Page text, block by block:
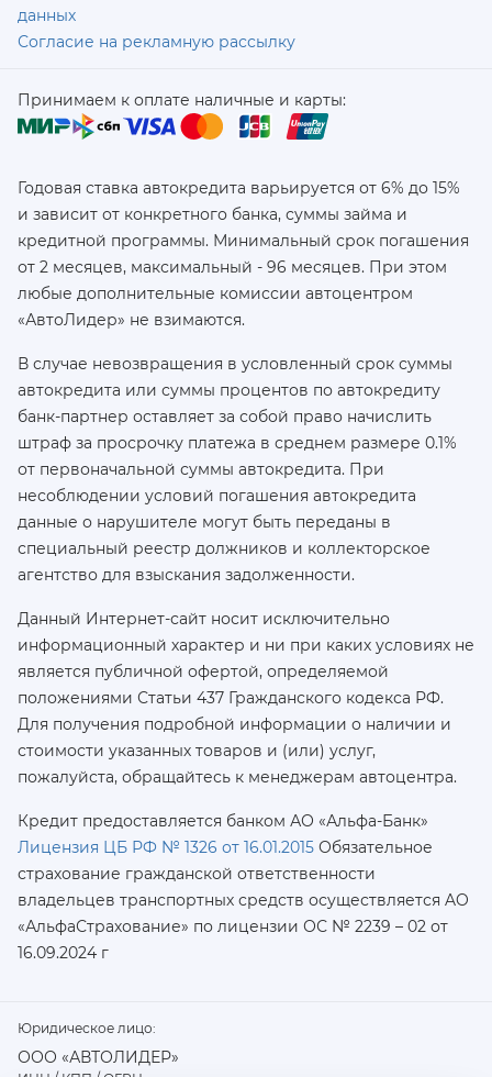
данных
Согласие на рекламную рассылку
Принимаем к оплате наличные и карты:
Годовая ставка автокредита варьируется от 6% до 15%
и зависит от конкретного банка, суммы займа и
кредитной программы. Минимальный срок погашения
от 2 месяцев, максимальный - 96 месяцев. При этом
любые дополнительные комиссии автоцентром
«АвтоЛидер» не взимаются.
В случае невозвращения в условленный срок суммы
автокредита или суммы процентов по автокредиту
банк-партнер оставляет за собой право начислить
штраф за просрочку платежа в среднем размере 0.1%
от первоначальной суммы автокредита. При
несоблюдении условий погашения автокредита
данные о нарушителе могут быть переданы в
специальный реестр должников и коллекторское
агентство для взыскания задолженности.
Данный Интернет-сайт носит исключительно
информационный характер и ни при каких условиях не
является публичной офертой, определяемой
положениями Статьи 437 Гражданского кодекса РФ.
Для получения подробной информации о наличии и
стоимости указанных товаров и (или) услуг,
пожалуйста, обращайтесь к менеджерам автоцентра.
Кредит предоставляется банком АО «Альфа-Банк»
Лицензия ЦБ РФ № 1326 от 16.01.2015 Обязательное
страхование гражданской ответственности
владельцев транспортных средств осуществляется AO
«АльфаСтрахование» по лицензии ОС № 2239 – 02 от
16.09.2024 г
Юридическое лицо:
ООО «АВТОЛИДЕР»